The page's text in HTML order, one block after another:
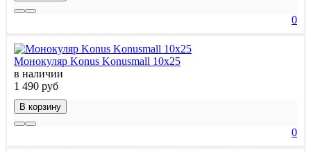
0
Монокуляр Konus Konusmall 10x25
в наличии
1 490 руб
В корзину
0